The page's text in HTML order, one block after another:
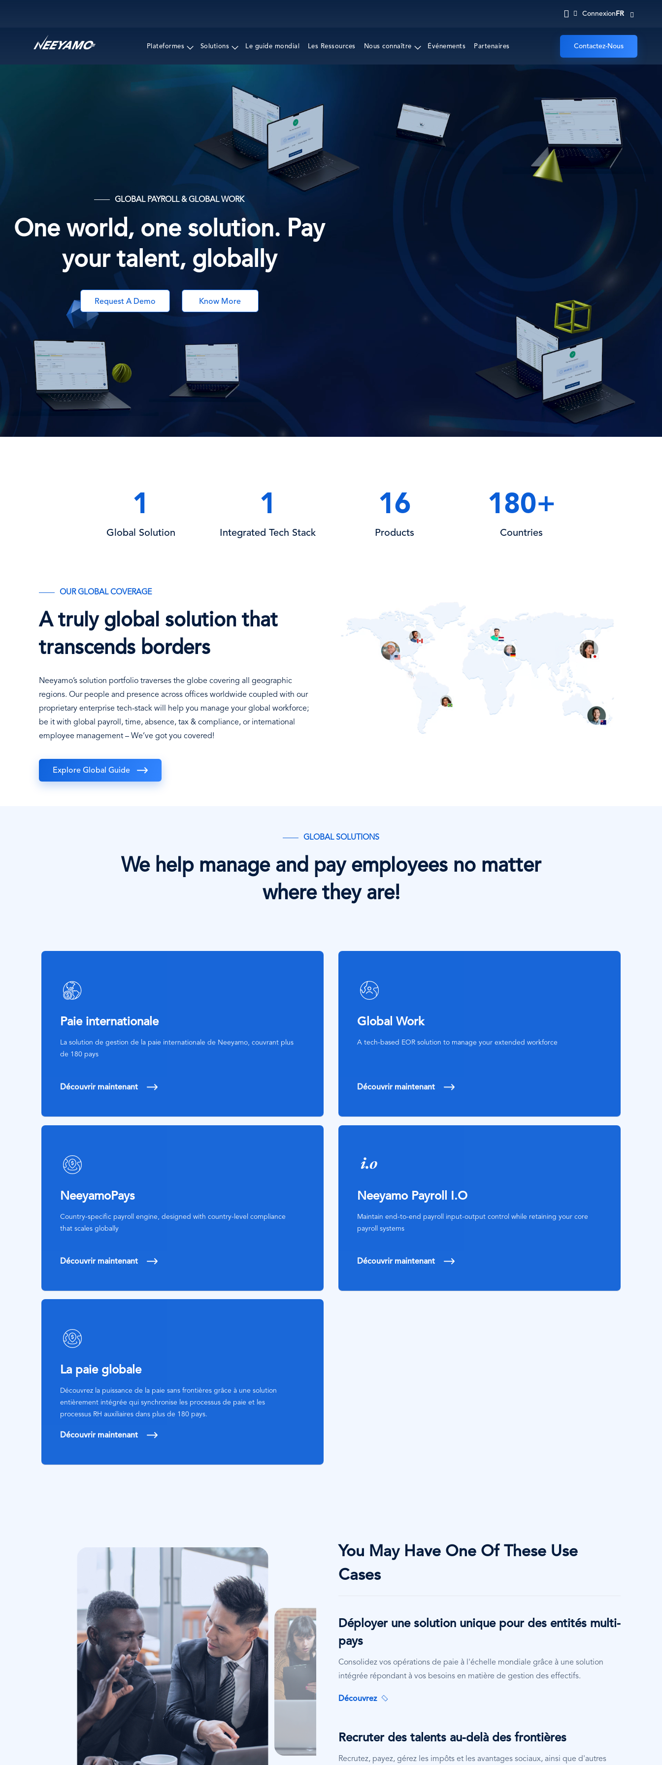
Connexion FR
Plateformes Solutions Le guide mondial Les Ressources Nous connaître Événements Partenaires Contactez-Nous
GLOBAL PAYROLL & GLOBAL WORK
One world, one solution. Pay
your talent, globally
Request A Demo Know More
1
Global Solution
1
Integrated Tech Stack
16
Products
180+
Countries
OUR GLOBAL COVERAGE
A truly global solution that
transcends borders
Neeyamo’s solution portfolio traverses the globe covering all geographic
regions. Our people and presence across offices worldwide coupled with our
proprietary enterprise tech-stack will help you manage your global workforce;
be it with global payroll, time, absence, tax & compliance, or international
employee management – We’ve got you covered!
Explore Global Guide
GLOBAL SOLUTIONS
We help manage and pay employees no matter
where they are!
SVG
Icon
Paie internationale
La solution de gestion de la paie internationale de Neeyamo, couvrant plus
de 180 pays
Découvrir maintenant
SVG
Icon
Global Work
A tech-based EOR solution to manage your extended workforce
Découvrir maintenant
SVG
Icon
NeeyamoPays
Country-specific payroll engine, designed with country-level compliance
that scales globally
Découvrir maintenant
Icon
Neeyamo Payroll I.O
Maintain end-to-end payroll input-output control while retaining your core
payroll systems
Découvrir maintenant
SVG
Icon
La paie globale
Découvrez la puissance de la paie sans frontières grâce à une solution
entièrement intégrée qui synchronise les processus de paie et les
processus RH auxiliaires dans plus de 180 pays.
Découvrir maintenant
Image Image
You May Have One Of These Use
Cases
Déployer une solution unique pour des entités multi-
pays
Consolidez vos opérations de paie à l'échelle mondiale grâce à une solution
intégrée répondant à vos besoins en matière de gestion des effectifs.
Découvrez
Recruter des talents au-delà des frontières
Recrutez, payez, gérez les impôts et les avantages sociaux, ainsi que d'autres